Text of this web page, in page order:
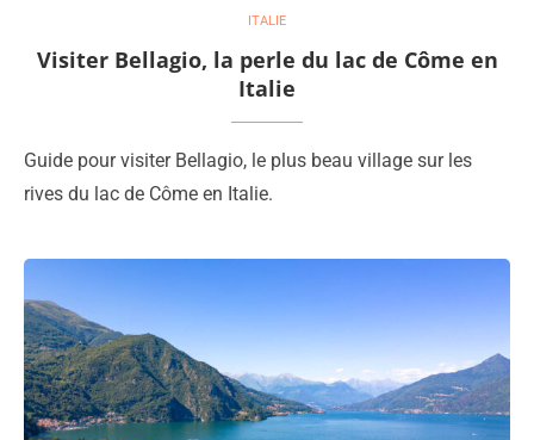
ITALIE
Visiter Bellagio, la perle du lac de Côme en
Italie
Guide pour visiter Bellagio, le plus beau village sur les
rives du lac de Côme en Italie.